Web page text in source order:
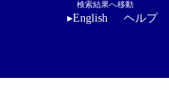
検索結果へ移動
▸English ヘルプ